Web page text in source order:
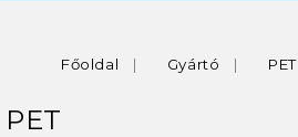
Főoldal Gyártó PET
PET